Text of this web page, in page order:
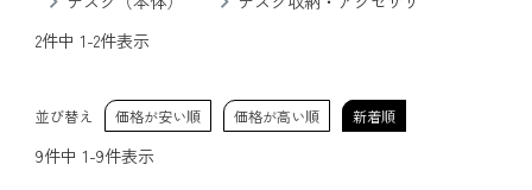
2件中 1-2件表示
並び替え 価格が安い順 価格が高い順 新着順
9件中 1-9件表示